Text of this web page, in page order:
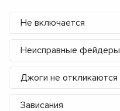
Не включается
Неисправные фейдеры
Джоги не откликаются
Зависания